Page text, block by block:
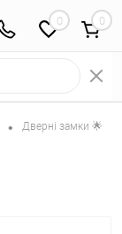
0
• Дверні замки 🌟